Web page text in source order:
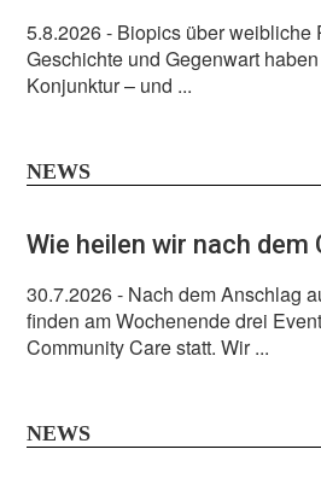
5.8.2026- Biopics über weibliche
Geschichte und Gegenwart
Konjunktur – und ...
NEWS
Wie heilen wir nach dem
30.7.2026- Nach dem Anschlag
finden am Wochenende drei
Community Care statt. Wir ...
NEWS